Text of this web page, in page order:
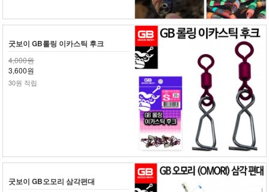
굿보이 GB롤링 이카스틱 후크
4,000원
3,600원
30원 적립
굿보이 GB오모리 삼각편대